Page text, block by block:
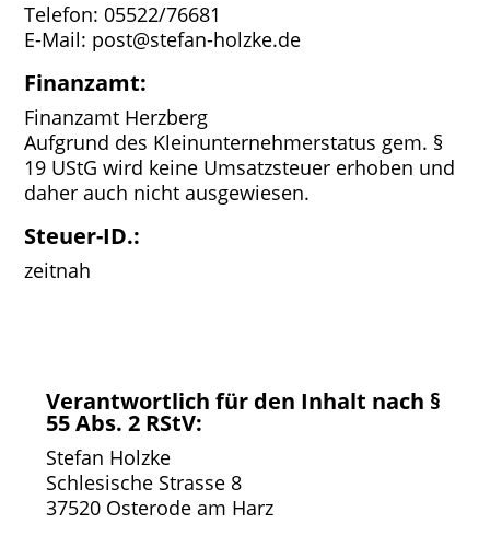
Telefon: 05522/76681
E-Mail: post@stefan-holzke.de
Finanzamt:
Finanzamt Herzberg
Aufgrund des Kleinunternehmerstatus gem. §
19 UStG wird keine Umsatzsteuer erhoben und
daher auch nicht ausgewiesen.
Steuer-ID.:
zeitnah
Verantwortlich für den Inhalt nach §
55 Abs. 2 RStV:
Stefan Holzke
Schlesische Strasse 8
37520 Osterode am Harz